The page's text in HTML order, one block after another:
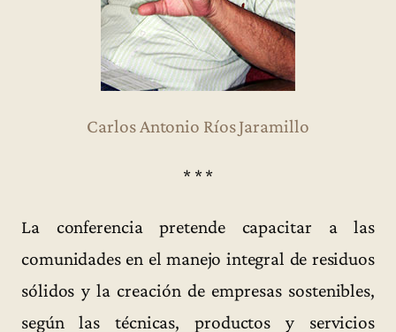
Carlos Antonio Ríos Jaramillo
* * *
La conferencia pretende capacitar a las
comunidades en el manejo integral de residuos
sólidos y la creación de empresas sostenibles,
según las técnicas, productos y servicios